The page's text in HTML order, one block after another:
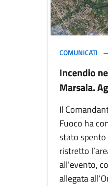
COMUNICATI
Incendio
Marsala.
Il
Fuoco ha
stato spento
ristretto
all’evento,
allegata